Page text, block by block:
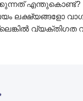
എന്തുകൊണ്ട്?
വ്യക്തിഗത